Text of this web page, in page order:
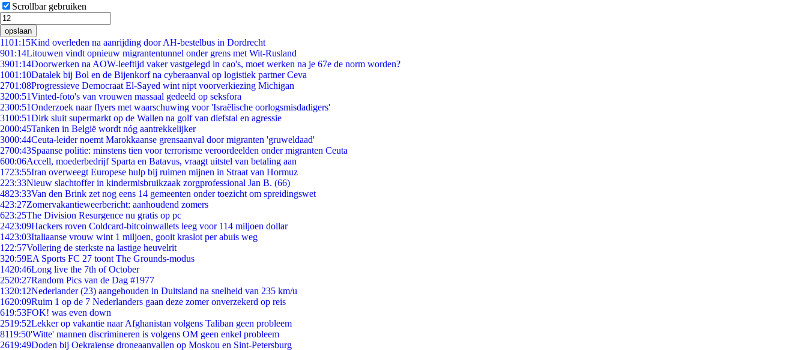
Scrollbar gebruiken
opslaan
1101:15Kind overleden na aanrijding door AH-bestelbus in Dordrecht
901:14Litouwen vindt opnieuw migrantentunnel onder grens met Wit-Rusland
3901:14Doorwerken na AOW-leeftijd vaker vastgelegd in cao's, moet werken na je 67e de norm worden?
1001:10Datalek bij Bol en de Bijenkorf na cyberaanval op logistiek partner Ceva
2701:08Progressieve Democraat El-Sayed wint nipt voorverkiezing Michigan
3200:51Vinted-foto's van vrouwen massaal gedeeld op seksfora
2300:51Onderzoek naar flyers met waarschuwing voor 'Israëlische oorlogsmisdadigers'
3100:51Dirk sluit supermarkt op de Wallen na golf van diefstal en agressie
2000:45Tanken in België wordt nóg aantrekkelijker
3000:44Ceuta-leider noemt Marokkaanse grensaanval door migranten 'gruweldaad'
2700:43Spaanse politie: minstens tien voor terrorisme veroordeelden onder migranten Ceuta
600:06Accell, moederbedrijf Sparta en Batavus, vraagt uitstel van betaling aan
1723:55Iran overweegt Europese hulp bij ruimen mijnen in Straat van Hormuz
223:33Nieuw slachtoffer in kindermisbruikzaak zorgprofessional Jan B. (66)
4823:33Van den Brink zet nog eens 14 gemeenten onder toezicht om spreidingswet
423:27Zomervakantieweerbericht: aanhoudend zomers
623:25The Division Resurgence nu gratis op pc
2423:09Hackers roven Coldcard-bitcoinwallets leeg voor 114 miljoen dollar
1423:03Italiaanse vrouw wint 1 miljoen, gooit kraslot per abuis weg
1 22:57Vollering de sterkste na lastige heuvelrit
320:59EA Sports FC 27 toont The Grounds-modus
1420:46Long live the 7th of October
2520:27Random Pics van de Dag #1977
1320:12Nederlander (23) aangehouden in Duitsland na snelheid van 235 km/u
1620:09Ruim 1 op de 7 Nederlanders gaan deze zomer onverzekerd op reis
619:53FOK! was even down
2519:52Lekker op vakantie naar Afghanistan volgens Taliban geen probleem
8119:50'Witte' mannen discrimineren is volgens OM geen enkel probleem
2619:49Doden bij Oekraïense droneaanvallen op Moskou en Sint-Petersburg